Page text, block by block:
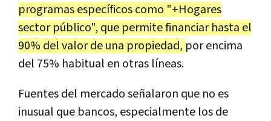
programas específicos como "+Hogares
sector público", que permite financiar hasta el
90% del valor de una propiedad, por encima
del 75% habitual en otras líneas.
Fuentes del mercado señalaron que no es
inusual que bancos, especialmente los de